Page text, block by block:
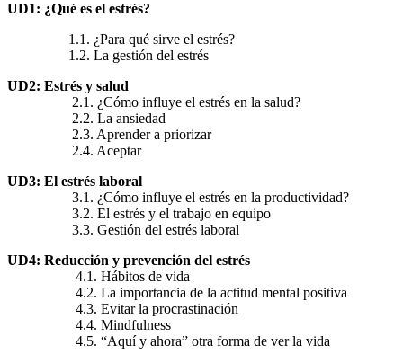
UD1: ¿Qué es el estrés?
1.1. ¿Para qué sirve el estrés?
1.2. La gestión del estrés
UD2: Estrés y salud
2.1. ¿Cómo influye el estrés en la salud?
2.2. La ansiedad
2.3. Aprender a priorizar
2.4. Aceptar
UD3: El estrés laboral
3.1. ¿Cómo influye el estrés en la productividad?
3.2. El estrés y el trabajo en equipo
3.3. Gestión del estrés laboral
UD4: Reducción y prevención del estrés
4.1. Hábitos de vida
4.2. La importancia de la actitud mental positiva
4.3. Evitar la procrastinación
4.4. Mindfulness
4.5. “Aquí y ahora” otra forma de ver la vida